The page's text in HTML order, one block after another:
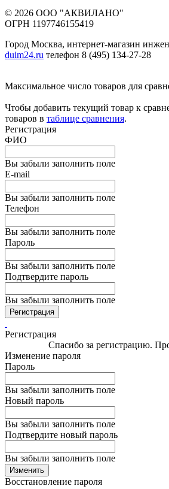
© 2026 ООО "АКВИЛАНО"
ОГРН 1197746155419
Город Москва, интернет-магазин
duim24.ru телефон 8 (495) 134-27-28
Максимальное число товаров для
Чтобы добавить текущий товар к
товаров в таблице сравнения.
Регистрация
ФИО
Вы забыли заполнить поле
E-mail
Вы забыли заполнить поле
Телефон
Вы забыли заполнить поле
Пароль
Вы забыли заполнить поле
Подтвердите пароль
Вы забыли заполнить поле
Регистрация
Регистрация
Спасибо за регистрацию.
Изменение пароля
Пароль
Вы забыли заполнить поле
Новый пароль
Вы забыли заполнить поле
Подтвердите новый пароль
Вы забыли заполнить поле
Изменить
Восстановление пароля